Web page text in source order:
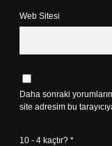
Web Sitesi
Daha sonraki
site adresim bu
10 - 4 kaçtır? *